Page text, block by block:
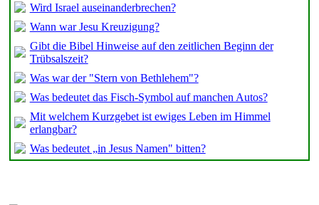
Wird Israel auseinanderbrechen?
Wann war Jesu Kreuzigung?
Gibt die Bibel Hinweise auf den zeitlichen Beginn der
Trübsalszeit?
Was war der "Stern von Bethlehem"?
Was bedeutet das Fisch-Symbol auf manchen Autos?
Mit welchem Kurzgebet ist ewiges Leben im Himmel
erlangbar?
Was bedeutet „in Jesus Namen" bitten?